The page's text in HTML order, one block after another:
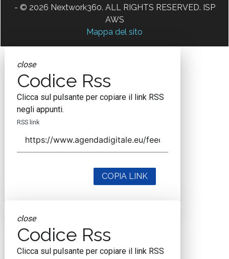
- © 2026 Nextwork360. ALL RIGHTS RESERVED. ISP
AWS
Mappa del sito
close
Codice Rss
Clicca sul pulsante per copiare il link RSS
negli appunti.
RSS link
COPIA LINK
close
Codice Rss
Clicca sul pulsante per copiare il link RSS